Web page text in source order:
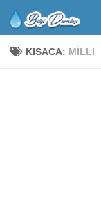
KISACA: MILLI